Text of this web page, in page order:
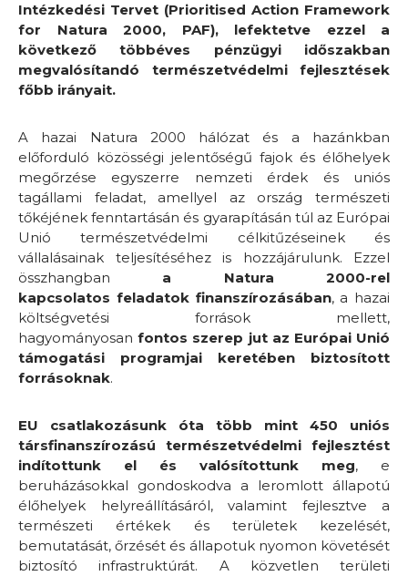
Intézkedési Tervet (Prioritised Action Framework
for Natura 2000, PAF), lefektetve ezzel a
következő többéves pénzügyi időszakban
megvalósítandó természetvédelmi fejlesztések
főbb irányait.
A hazai Natura 2000 hálózat és a hazánkban
előforduló közösségi jelentőségű fajok és élőhelyek
megőrzése egyszerre nemzeti érdek és uniós
tagállami feladat, amellyel az ország természeti
tőkéjének fenntartásán és gyarapításán túl az Európai
Unió természetvédelmi célkitűzéseinek és
vállalásainak teljesítéséhez is hozzájárulunk. Ezzel
összhangban a Natura 2000-rel
kapcsolatos feladatok finanszírozásában, a hazai
költségvetési források mellett,
hagyományosanfontos szerep jut az Európai Unió
támogatási programjai keretében biztosított
forrásoknak.
EU csatlakozásunk óta több mint 450 uniós
társfinanszírozású természetvédelmi fejlesztést
indítottunk el és valósítottunk meg, e
beruházásokkal gondoskodva a leromlott állapotú
élőhelyek helyreállításáról, valamint fejlesztve a
természeti értékek és területek kezelését,
bemutatását, őrzését és állapotuk nyomon követését
biztosító infrastruktúrát. A közvetlen területi